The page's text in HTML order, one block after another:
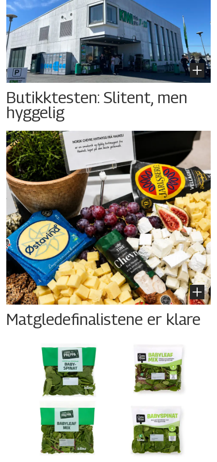
Butikktesten: Slitent, men
hyggelig
Matgledefinalistene er klare